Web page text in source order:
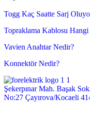
Togg Kaç Saatte Sarj
Topraklama Kablosu Hangi
Vavien Anahtar Nedir?
Konnektör Nedir?
Şekerpınar Mah. Başak
No:27 Çayırova/Kocaeli